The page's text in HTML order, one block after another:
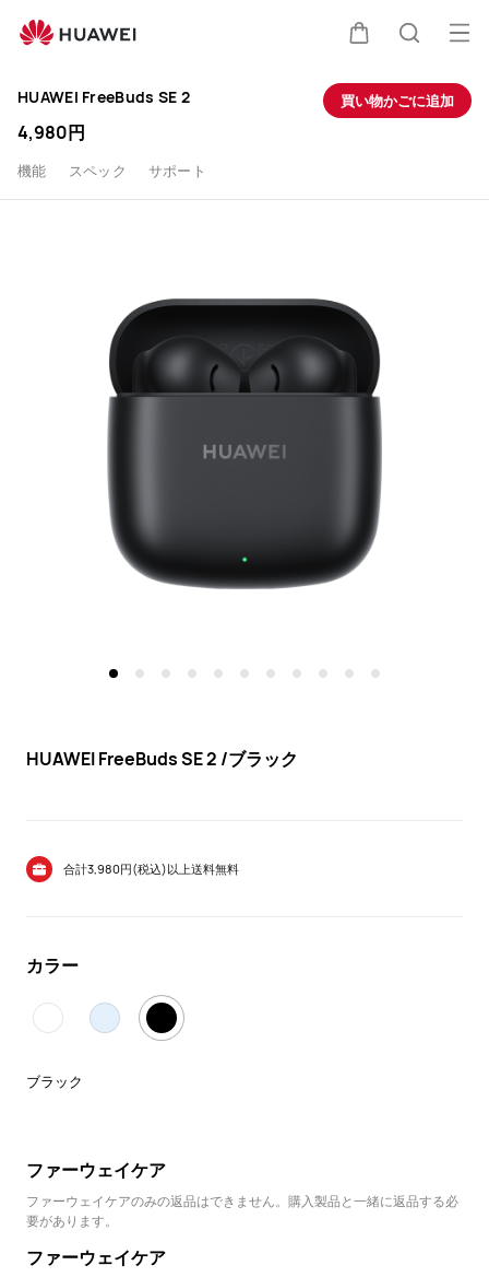
HUAWEI
FreeBuds
SE
2
オ
HUAWEI FreeBuds SE 2
機能 スペック サポート
4,980円
買い物かごに追加
HUAWEI FreeBuds SE 2 /ブラック
合計3,980円(税込)以上送料無料
カラー
ブラック
ファーウェイケア
ファーウェイケアのみの返品はできません。購入製品と一緒に返品する必
要があります。
ファーウェイケア